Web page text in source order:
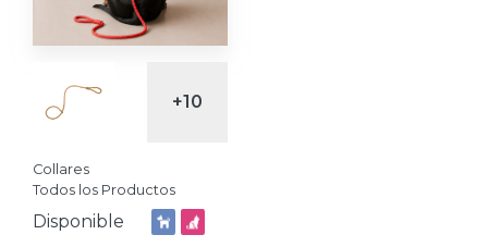
+10
Collares
Todos los Productos
Disponible